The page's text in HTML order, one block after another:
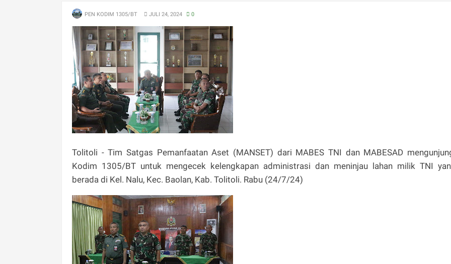
PEN KODIM 1305/BT JULI 24, 2024 0
Tolitoli - Tim Satgas Pemanfaatan Aset (MANSET) dari MABES TNI dan MABESAD
Kodim 1305/BT untuk mengecek kelengkapan administrasi dan meninjau lahan milik TNI
berada di Kel. Nalu, Kec. Baolan, Kab. Tolitoli. Rabu (24/7/24)